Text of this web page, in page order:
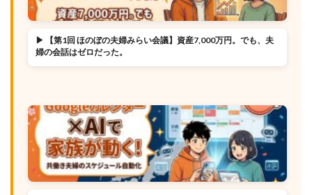
▶ 【第1回 ほのぼの夫婦みらい会議】資産7,000万円。でも、夫
婦の会話はゼロだった。